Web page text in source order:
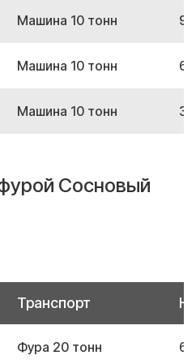
Машина 10 тонн
Машина 10 тонн
Машина 10 тонн
Сосновый
Транспорт
Фура 20 тонн